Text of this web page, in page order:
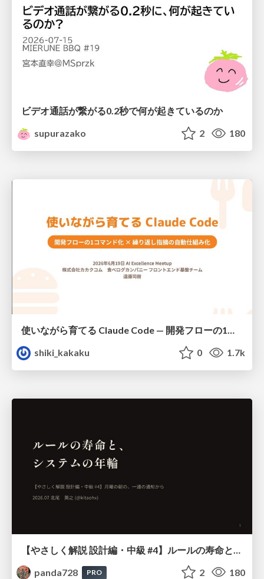
ビデオ通話が繋がる0.2秒で何が起きているのか
supurazako
2 180
使いながら育てる Claude Code — 開発フローの1コマンド化 × 繰り返し指摘の自動仕組み化
shiki_kakaku
0 1.7k
panda728
PRO 2 180